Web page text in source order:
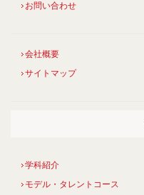
お問い合わせ
会社概要
サイトマップ
学科紹介
モデル・タレントコース